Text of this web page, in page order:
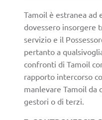
Tamoil è estranea ad
dovessero insorgere
servizio e il
pertanto a
confronti di Tamoil
rapporto intercorso
manlevare Tamoil da
gestori o di terzi.